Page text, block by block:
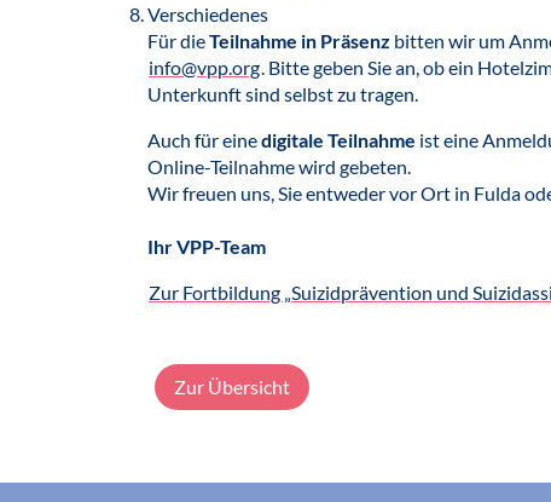
Verschiedenes
Für dieTeilnahme in Präsenz bitten wir um
info@vpp.org. Bitte geben Sie an, ob ein
Unterkunft sind selbst zu tragen.
Auch für einedigitale Teilnahme ist eine
Online-Teilnahme wird gebeten.
Wir freuen uns, Sie entweder vor Ort in Fulda
Ihr VPP-Team
Zur Fortbildung „Suizidprävention und
Zur Übersicht